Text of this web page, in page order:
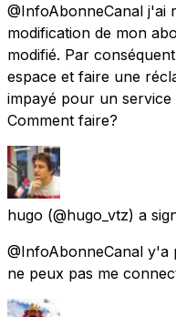
@InfoAbonneCanal j'ai
modification de mon
modifié. Par
espace et faire une
impayé pour un service
Comment faire?
hugo (@hugo_vtz) a
@InfoAbonneCanal y'a
ne peux pas me